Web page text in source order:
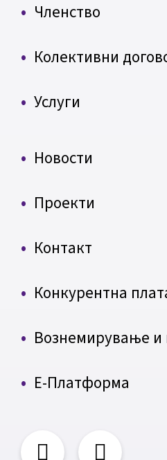
Членство
Колективни
Услуги
Новости
Проекти
Контакт
Конкурентна
Вознемирување и
Е-Платформа